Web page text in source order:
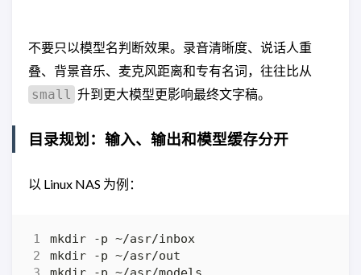
不要只以模型名判断效果。录音清晰度、说话人重
叠、背景音乐、麦克风距离和专有名词，往往比从
small 升到更大模型更影响最终文字稿。
目录规划：输入、输出和模型缓存分开
以 Linux NAS 为例：